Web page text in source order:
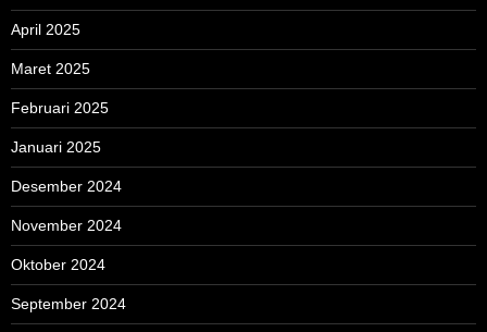
April 2025
Maret 2025
Februari 2025
Januari 2025
Desember 2024
November 2024
Oktober 2024
September 2024